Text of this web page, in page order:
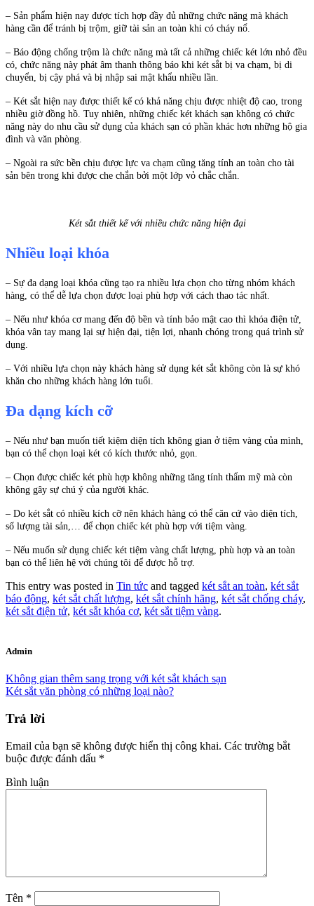
– Sản phẩm hiện nay được tích hợp đầy đủ những chức năng mà khách
hàng cần để tránh bị trộm, giữ tài sản an toàn khi có cháy nổ.
– Báo động chống trộm là chức năng mà tất cả những chiếc két lớn nhỏ đều
có, chức năng này phát âm thanh thông báo khi két sắt bị va chạm, bị di
chuyển, bị cậy phá và bị nhập sai mật khẩu nhiều lần.
– Két sắt hiện nay được thiết kế có khả năng chịu được nhiệt độ cao, trong
nhiều giờ đồng hồ. Tuy nhiên, những chiếc két khách sạn không có chức
năng này do nhu cầu sử dụng của khách sạn có phần khác hơn những hộ gia
đình và văn phòng.
– Ngoài ra sức bền chịu được lực va chạm cũng tăng tính an toàn cho tài
sản bên trong khi được che chắn bởi một lớp vỏ chắc chắn.
Két sắt thiết kế với nhiều chức năng hiện đại
Nhiều loại khóa
– Sự đa dạng loại khóa cũng tạo ra nhiều lựa chọn cho từng nhóm khách
hàng, có thể dễ lựa chọn được loại phù hợp với cách thao tác nhất.
– Nếu như khóa cơ mang đến độ bền và tính bảo mật cao thì khóa điện tử,
khóa vân tay mang lại sự hiện đại, tiện lợi, nhanh chóng trong quá trình sử
dụng.
– Với nhiều lựa chọn này khách hàng sử dụng két sắt không còn là sự khó
khăn cho những khách hàng lớn tuổi.
Đa dạng kích cỡ
– Nếu như bạn muốn tiết kiệm diện tích không gian ở tiệm vàng của mình,
bạn có thể chọn loại két có kích thước nhỏ, gọn.
– Chọn được chiếc két phù hợp không những tăng tính thẩm mỹ mà còn
không gây sự chú ý của người khác.
– Do két sắt có nhiều kích cỡ nên khách hàng có thể căn cứ vào diện tích,
số lượng tài sản,… để chọn chiếc két phù hợp với tiệm vàng.
– Nếu muốn sử dụng chiếc két tiệm vàng chất lượng, phù hợp và an toàn
bạn có thể liên hệ với chúng tôi để được hỗ trợ.
This entry was posted in Tin tức and tagged két sắt an toàn, két sắt
báo động, két sắt chất lượng, két sắt chính hãng, két sắt chống cháy,
két sắt điện tử, két sắt khóa cơ, két sắt tiệm vàng.
Admin
Không gian thêm sang trọng với két sắt khách sạn
Két sắt văn phòng có những loại nào?
Trả lời
Email của bạn sẽ không được hiển thị công khai. Các trường bắt
buộc được đánh dấu *
Bình luận
Tên *